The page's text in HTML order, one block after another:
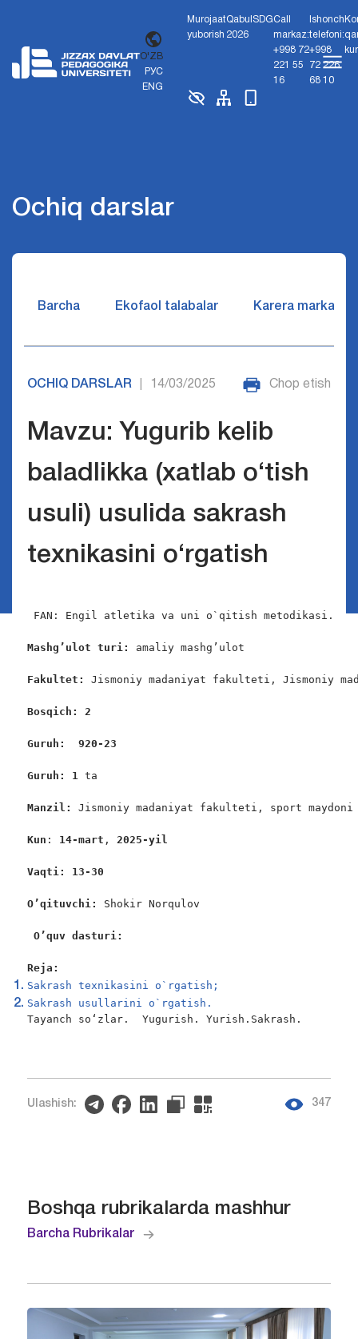
O'ZB
РУС
ENG
Murojaat
yuborish
Qabul
2026
SDGCall
markaz:
+998 72
221 55
16
Ishonch
telefoni:
+998
72 226
68 10
Ochiq darslar
Barcha Ekofaol talabalar Karera markazi
OCHIQ DARSLAR 14/03/2025 Chop etish
Mavzu: Yugurib kelib
baladlikka (xatlab o‘tish
usuli) usulida sakrash
texnikasini o‘rgatish
FAN: Engil atletika va uni o`qitish metodikasi.
Mashg’ulot turi: amaliy mashg’ulot
Fakultet: Jismoniy madaniyat fakulteti, Jismoniy
Bosqich: 2
Guruh:  920 -23
Guruh: 1 ta
Manzil: Jismoniy madaniyat fakulteti, sport maydoni
Kun : 14-mart , 2025-yil
Vaqti: 13-30
O’qituvchi: Shokir Norqulov
O’quv dasturi:
Reja:
Sakrash texnikasini o`rgatish;
Sakrash usullarini o`rgatish.
Tayanch so‘zlar.  Yugurish. Yurish.Sakrash.
Ulashish: 347
Boshqa rubrikalarda mashhur
Barcha Rubrikalar